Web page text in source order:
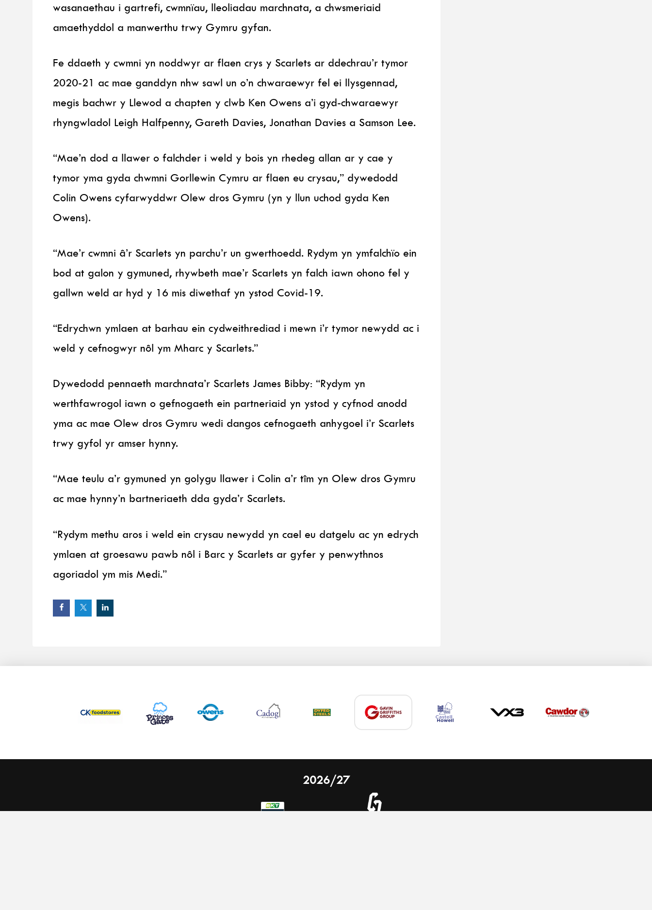
wasanaethau i gartrefi, cwmnïau, lleoliadau marchnata, a chwsmeriaid
amaethyddol a manwerthu trwy Gymru gyfan.
Fe ddaeth y cwmni yn noddwyr ar flaen crys y Scarlets ar ddechrau’r tymor
2020-21 ac mae ganddyn nhw sawl un o’n chwaraewyr fel ei llysgennad,
megis bachwr y Llewod a chapten y clwb Ken Owens a’i gyd-chwaraewyr
rhyngwladol Leigh Halfpenny, Gareth Davies, Jonathan Davies a Samson Lee.
“Mae’n dod a llawer o falchder i weld y bois yn rhedeg allan ar y cae y
tymor yma gyda chwmni Gorllewin Cymru ar flaen eu crysau,” dywedodd
Colin Owens cyfarwyddwr Olew dros Gymru (yn y llun uchod gyda Ken
Owens).
“Mae’r cwmni â’r Scarlets yn parchu’r un gwerthoedd. Rydym yn ymfalchïo ein
bod at galon y gymuned, rhywbeth mae’r Scarlets yn falch iawn ohono fel y
gallwn weld ar hyd y 16 mis diwethaf yn ystod Covid-19.
“Edrychwn ymlaen at barhau ein cydweithrediad i mewn i’r tymor newydd ac i
weld y cefnogwyr nôl ym Mharc y Scarlets.”
Dywedodd pennaeth marchnata’r Scarlets James Bibby: “Rydym yn
werthfawrogol iawn o gefnogaeth ein partneriaid yn ystod y cyfnod anodd
yma ac mae Olew dros Gymru wedi dangos cefnogaeth anhygoel i’r Scarlets
trwy gyfol yr amser hynny.
“Mae teulu a’r gymuned yn golygu llawer i Colin a’r tîm yn Olew dros Gymru
ac mae hynny’n bartneriaeth dda gyda’r Scarlets.
“Rydym methu aros i weld ein crysau newydd yn cael eu datgelu ac yn edrych
ymlaen at groesawu pawb nôl i Barc y Scarlets ar gyfer y penwythnos
agoriadol ym mis Medi.”
2026/27